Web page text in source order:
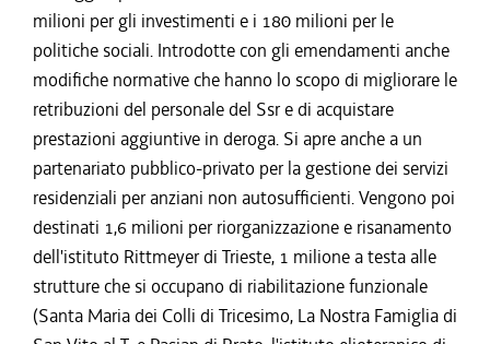
milioni per gli investimenti e i 180 milioni per le
politiche sociali. Introdotte con gli emendamenti anche
modifiche normative che hanno lo scopo di migliorare le
retribuzioni del personale del Ssr e di acquistare
prestazioni aggiuntive in deroga. Si apre anche a un
partenariato pubblico-privato per la gestione dei servizi
residenziali per anziani non autosufficienti. Vengono poi
destinati 1,6 milioni per riorganizzazione e risanamento
dell'istituto Rittmeyer di Trieste, 1 milione a testa alle
strutture che si occupano di riabilitazione funzionale
(Santa Maria dei Colli di Tricesimo, La Nostra Famiglia di